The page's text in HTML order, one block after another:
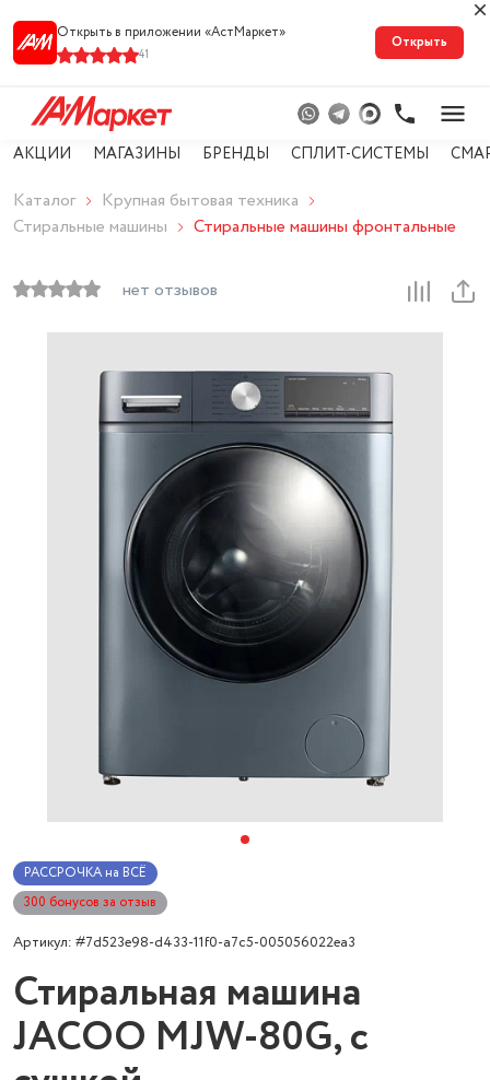
Открыть в приложении «АстМарке‪т‬»
41
Открыть
АКЦИИ МАГАЗИНЫ БРЕНДЫ СПЛИТ-СИСТЕМЫ
Каталог
Крупная бытовая техника
Стиральные машины
Стиральные машины фронтальные
нет отзывов
РАССРОЧКА на ВСЁ
300 бонусов за отзыв
Артикул: #7d523e98-d433-11f0-a7c5-005056022ea3
Стиральная машина
JACOO MJW-80G, с